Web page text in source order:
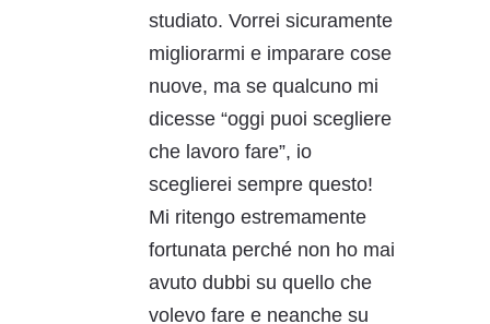
studiato. Vorrei sicuramente
migliorarmi e imparare cose
nuove, ma se qualcuno mi
dicesse “oggi puoi scegliere
che lavoro fare”, io
sceglierei sempre questo!
Mi ritengo estremamente
fortunata perché non ho mai
avuto dubbi su quello che
volevo fare e neanche su